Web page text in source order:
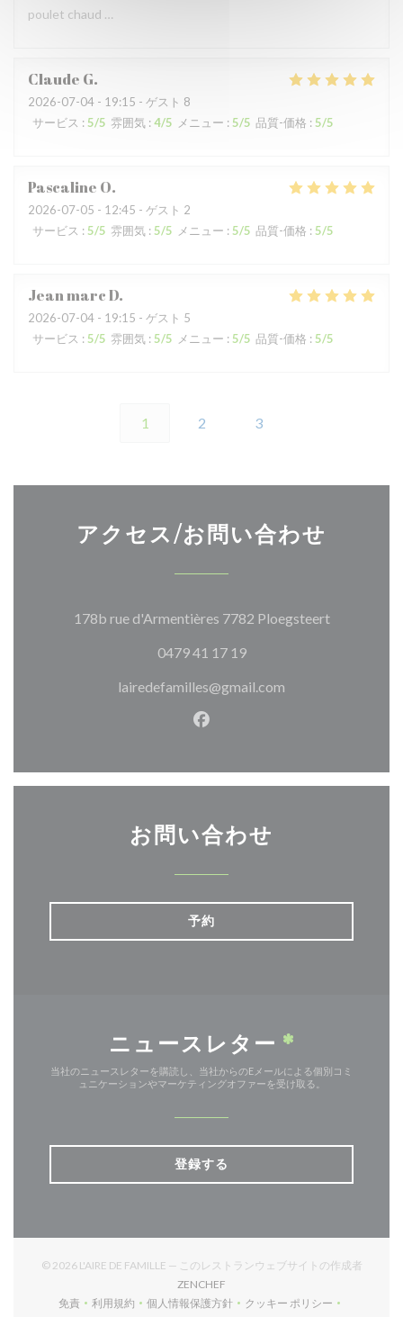
poulet chaud …
Claude G
2026-07-04 - 19:15 - ゲスト 8
サービス :5/5 雰囲気 :4/5 メニュー :5/5 品質-価格 :5/5
Pascaline O
2026-07-05 - 12:45 - ゲスト 2
サービス : 5/5 雰囲気 : 5/5 メニュー : 5/5 品質-価格 : 5/5
Jean marcD
2026-07-04 - 19:15 - ゲスト 5
サービス : 5/5 雰囲気 : 5/5 メニュー : 5/5 品質-価格 : 5/5
1 2 3
アクセス/お問い合わせ
178b rue d'Armentières 7782 Ploegsteert((新しいウ
0479 41 17 19
lairedefamilles@gmail.com
Facebook ((新しいウィン
お問い合わせ
予約
ニュースレター *
当社のニュースレターを購読し、当社からのEメールによる個別コミ
ュニケーションやマーケティングオファーを受け取る。
登録する
© 2026 L'AIRE DE FAMILLE — このレストランウェブサイトの作成者
ZENCHEF
免責
((新しいウィンドウで開きます))
利用規約
((新しいウィンドウで開きます))
個人情報保護方針
((新しいウィンドウで開きます))
クッキー ポリシー
((新しいウィンドウで